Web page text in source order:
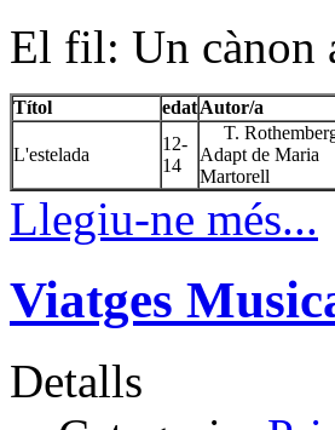
El fil: Un cànon
Títol edatAutor/a
L'estelada
12-
14
T.
Adapt de Maria
Martorell
Llegiu-ne més...
Viatges
Detalls